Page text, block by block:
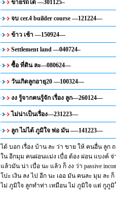
ขายรถได้ —301125–
จบ cer.4 builder course —121224—
ข้าว เช้า —150924—
Settlement land —040724–
ซื้อ ที่ดิน ละ—080624—
วันเกิดลูกอายุ20 —100324—
งง รู้จากคนรู้จัก เรื่อง ลูก—260124—
ไม่น่าเป็นเรื่อง—231223—
ลูก ไม่ได้ ภูมิใจ พ่อ มัน —-141223—
ได้ บอก เรื่อง บ้าน ละ ว่า ขาย ให้ คนอื่น ลูก
ใน อีกมุม คนผ่อนแม่ง เบื่อ ต้อง ผ่อน แบงค์ จ่
แล้วมัน น่า เบื่อ นะ แล้ว ก็ งง ว่า passive
โปะ เงิน ลง ไป อีก นะ เออ มัน คนละ มุม ละ
ไม่ ภูมิใจ ลูกทำท่า เหมือน ไม่ ภูมิใจ แต่ กูภูมิ